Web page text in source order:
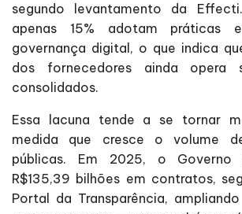
segundo levantamento da
apenas 15% adotam práticas
governança digital, o que indica
dos fornecedores ainda opera
consolidados.
Essa lacuna tende a se tornar
medida que cresce o volume
públicas. Em 2025, o Governo
R$135,39 bilhões em contratos,
Portal da Transparência,